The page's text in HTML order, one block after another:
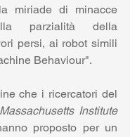
miriade di minacce
parzialità della
persi, ai robot simili
Behaviour".
Massachusetts Institute
proposto per un